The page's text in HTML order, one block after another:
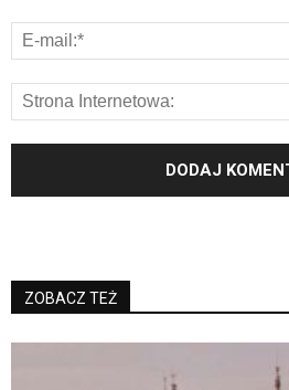
ZOBACZ TEŻ